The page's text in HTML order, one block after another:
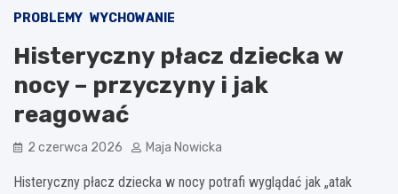
PROBLEMY WYCHOWANIE
Histeryczny płacz dziecka w
nocy – przyczyny i jak
reagować
2 czerwca 2026 Maja Nowicka
Histeryczny płacz dziecka w nocy potrafi wyglądać jak „atak